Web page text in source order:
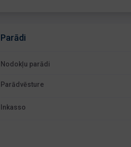
Parādi
Nodokļu parādi
Parādvēsture
Inkasso